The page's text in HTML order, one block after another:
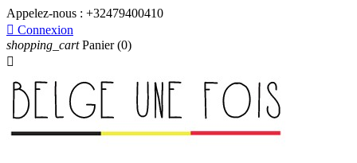
Appelez-nous : +32479400410
 Connexion
shopping_cart Panier (0)
